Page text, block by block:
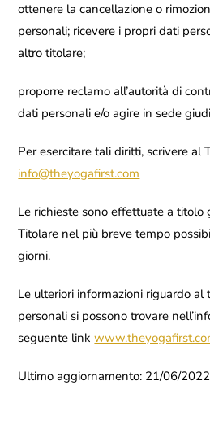
ottenere la cancellazione o
personali; ricevere i propri dati
altro titolare;
proporre reclamo all’autorità di
dati personali e/o agire in sede
Per esercitare tali diritti, scrivere al
info@theyogafirst.com
Le richieste sono effettuate a titolo
Titolare nel più breve tempo
giorni.
Le ulteriori informazioni riguardo
personali si possono trovare
seguente link
Ultimo aggiornamento: 21/06/2022